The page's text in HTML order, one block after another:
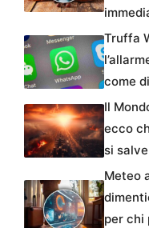
Truffa
come
Il
ecco
si
Meteo
per chi